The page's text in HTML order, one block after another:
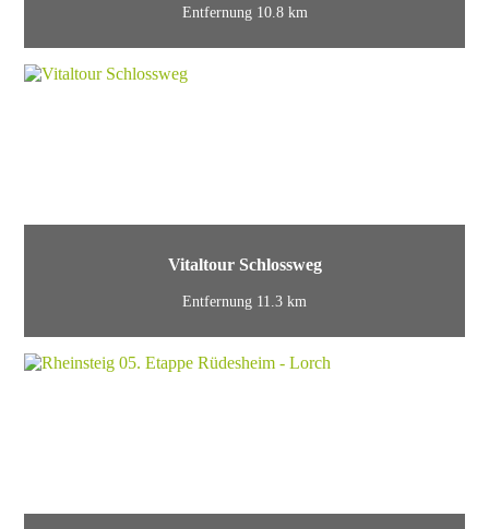
Entfernung 10.8 km
Vitaltour Schlossweg
Entfernung 11.3 km